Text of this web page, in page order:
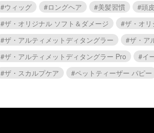
#ウィッグ
#ロングヘア #美髪習慣 #頭
#ザ・オリジナル ソフト＆ダメージ
#ザ・オ
#ザ・アルティメットディタングラー
#ザ・ア
#ザ・アルティメットディタングラー Pro
#イ
#ザ・スカルプケア
#ペットティーザー パピー